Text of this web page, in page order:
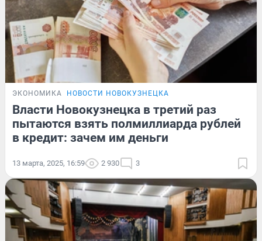
ЭКОНОМИКА НОВОСТИ НОВОКУЗНЕЦКА
Власти Новокузнецка в третий раз
пытаются взять полмиллиарда рублей
в кредит: зачем им деньги
13 марта, 2025, 16:59 2 930 3